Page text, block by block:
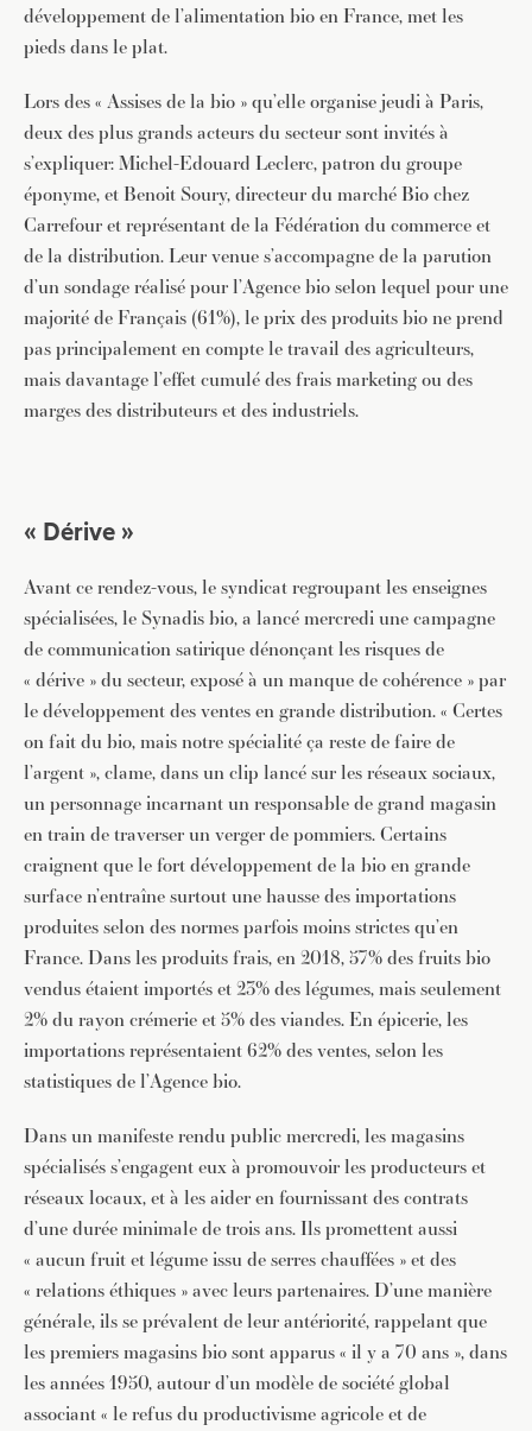
développement de l’alimentation bio en France, met les
pieds dans le plat.
Lors des « Assises de la bio » qu’elle organise jeudi à Paris,
deux des plus grands acteurs du secteur sont invités à
s’expliquer: Michel-Edouard Leclerc, patron du groupe
éponyme, et Benoit Soury, directeur du marché Bio chez
Carrefour et représentant de la Fédération du commerce et
de la distribution. Leur venue s’accompagne de la parution
d’un sondage réalisé pour l’Agence bio selon lequel pour une
majorité de Français (61%), le prix des produits bio ne prend
pas principalement en compte le travail des agriculteurs,
mais davantage l’effet cumulé des frais marketing ou des
marges des distributeurs et des industriels.
« Dérive »
Avant ce rendez-vous, le syndicat regroupant les enseignes
spécialisées, le Synadis bio, a lancé mercredi une campagne
de communication satirique dénonçant les risques de
« dérive » du secteur, exposé à un manque de cohérence » par
le développement des ventes en grande distribution. « Certes
on fait du bio, mais notre spécialité ça reste de faire de
l’argent », clame, dans un clip lancé sur les réseaux sociaux,
un personnage incarnant un responsable de grand magasin
en train de traverser un verger de pommiers. Certains
craignent que le fort développement de la bio en grande
surface n’entraîne surtout une hausse des importations
produites selon des normes parfois moins strictes qu’en
France. Dans les produits frais, en 2018, 57% des fruits bio
vendus étaient importés et 23% des légumes, mais seulement
2% du rayon crémerie et 5% des viandes. En épicerie, les
importations représentaient 62% des ventes, selon les
statistiques de l’Agence bio.
Dans un manifeste rendu public mercredi, les magasins
spécialisés s’engagent eux à promouvoir les producteurs et
réseaux locaux, et à les aider en fournissant des contrats
d’une durée minimale de trois ans. Ils promettent aussi
« aucun fruit et légume issu de serres chauffées » et des
« relations éthiques » avec leurs partenaires. D’une manière
générale, ils se prévalent de leur antériorité, rappelant que
les premiers magasins bio sont apparus « il y a 70 ans », dans
les années 1950, autour d’un modèle de société global
associant « le refus du productivisme agricole et de